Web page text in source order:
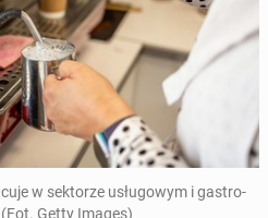
w sek­torze usłu­gowym i gas­tro­
Getty Images)